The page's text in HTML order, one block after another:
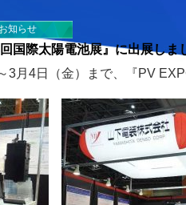
お知らせ
国際太陽電池展』に出展しま
3月4日（金）まで、『PV